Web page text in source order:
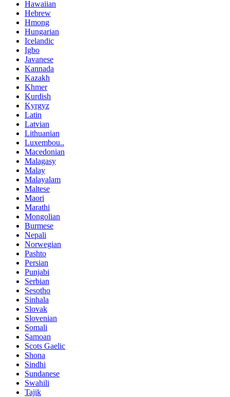
Hawaiian
Hebrew
Hmong
Hungarian
Icelandic
Igbo
Javanese
Kannada
Kazakh
Khmer
Kurdish
Kyrgyz
Latin
Latvian
Lithuanian
Luxembou..
Macedonian
Malagasy
Malay
Malayalam
Maltese
Maori
Marathi
Mongolian
Burmese
Nepali
Norwegian
Pashto
Persian
Punjabi
Serbian
Sesotho
Sinhala
Slovak
Slovenian
Somali
Samoan
Scots Gaelic
Shona
Sindhi
Sundanese
Swahili
Tajik